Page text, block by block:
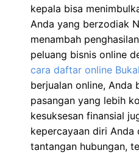
kepala bisa
Anda yang berzodiak
menambah
peluang bisnis online
cara daftar online
berjualan online, Anda
pasangan yang lebih
kesuksesan finansial
kepercayaan diri Anda
tantangan hubungan,